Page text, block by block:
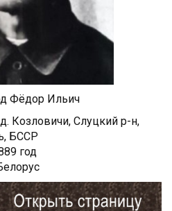
Фёдор Ильич
д. Козловичи, Слуцкий р-н,
БССР
год